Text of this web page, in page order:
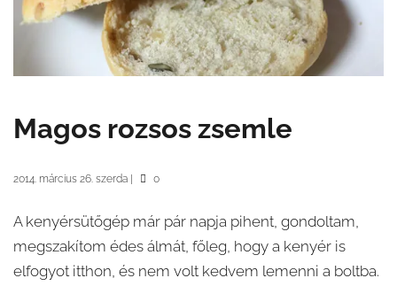
Magos rozsos zsemle
2014. március 26. szerda 0
A kenyérsütőgép már pár napja pihent, gondoltam,
megszakítom édes álmát, főleg, hogy a kenyér is
elfogyot itthon, és nem volt kedvem lemenni a boltba.